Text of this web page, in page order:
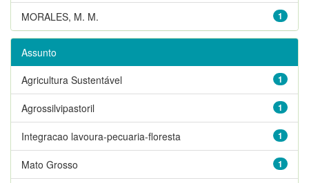
1
MORALES, M. M.
Assunto
1
Agricultura Sustentável
1
Agrossilvipastoril
1
Integracao lavoura-pecuaria-floresta
1
Mato Grosso